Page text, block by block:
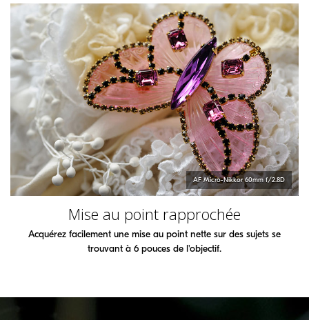
AF Micro-Nikkor 60mm f/2.8D
Mise au point rapprochée
Acquérez facilement une mise au point nette sur des sujets se
trouvant à 6 pouces de l'objectif.